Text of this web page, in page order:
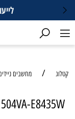
קטלוג / מחשבים
E8435W